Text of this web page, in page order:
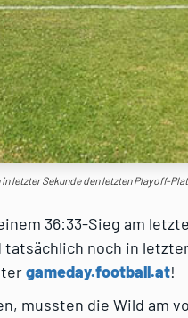
letzter Sekunde den letzten Playoff-
36:33-Sieg am
tatsächlich noch in
gameday.football.at!
mussten die Wild am